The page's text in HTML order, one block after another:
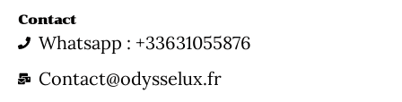
Contact
Whatsapp : +33631055876
Contact@odysselux.fr